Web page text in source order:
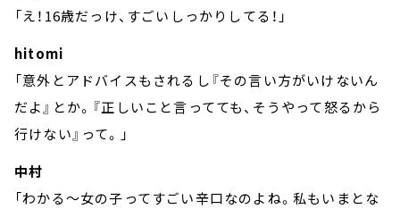
「え！16歳だっけ、すごいしっかりしてる！」
hitomi
「意外とアドバイスもされるし『その言い方がいけないん
だよ』とか。『正しいこと言ってても、そうやって怒るから
行けない』って。」
中村
「わかる～女の子ってすごい辛口なのよね。私もいまとな